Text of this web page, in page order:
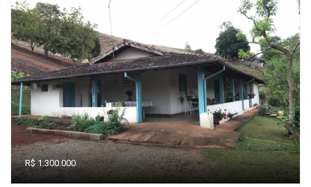
R$ 1.300.000